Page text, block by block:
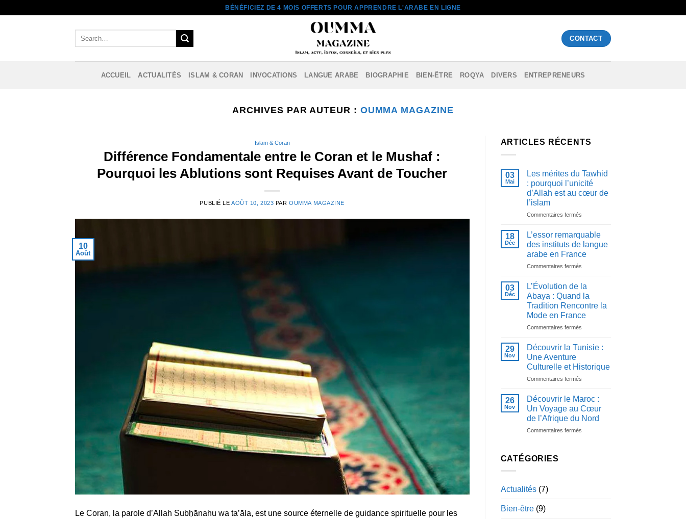
BÉNÉFICIEZ DE 4 MOIS OFFERTS POUR APPRENDRE L'ARABE EN LIGNE
CONTACT
ACCUEIL ACTUALITÉS ISLAM & CORAN INVOCATIONS LANGUE ARABE BIOGRAPHIE BIEN-ÊTRE ROQYA DIVERS ENTREPRENEURS
ARCHIVES PAR AUTEUR : OUMMA MAGAZINE
Islam & Coran
Différence Fondamentale entre le Coran et le Mushaf :
Pourquoi les Ablutions sont Requises Avant de Toucher
PUBLIÉ LEAOÛT 10, 2023 PAROUMMA MAGAZINE
10
Août
Le Coran, la parole d’Allah Subḥānahu wa ta’āla, est une source éternelle de guidance spirituelle pour les
ARTICLES RÉCENTS
03
Mai
Les mérites du Tawhid
: pourquoi l’unicité
d’Allah est au cœur de
l’islam
Commentaires ferméssur
mérites
du
Tawhid
:
pourquoi
d’Allah
est
au
cœur
de
l’islam
18
Déc
L’essor remarquable
des instituts de langue
arabe en France
Commentaires ferméssur
remarquable
des
instituts
de
langue
arabe
France
03
Déc
L’Évolution de la
Abaya : Quand la
Tradition Rencontre la
Mode en France
Commentaires ferméssur
de
:
Quand
Tradition
Rencontre
la
Mode
en
29
Nov
Découvrir la Tunisie :
Une Aventure
Culturelle et Historique
Commentaires ferméssur
Tunisie
:
Une
Aventure
26
Nov
Découvrir le Maroc :
Un Voyage au Cœur
de l’Afrique du Nord
Commentaires ferméssur
CATÉGORIES
Actualités(7)
Bien-être(9)